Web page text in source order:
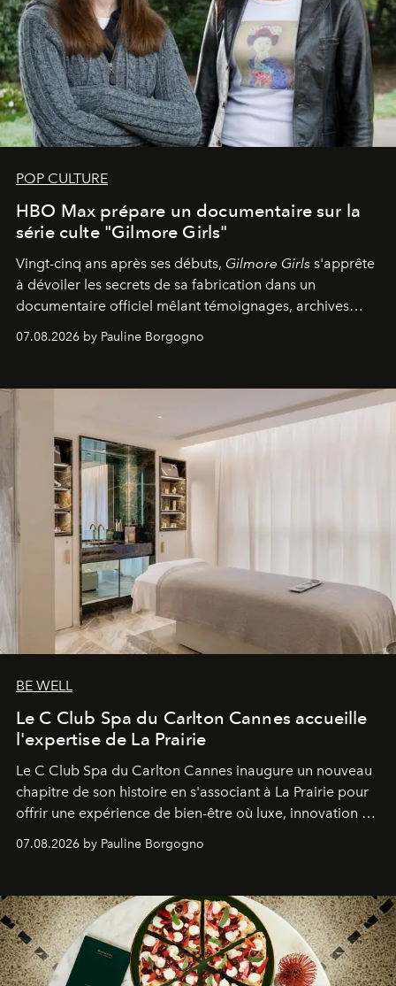
POP CULTURE
HBO Max prépare un documentaire sur la
série culte "Gilmore Girls"
Vingt-cinq ans après ses débuts, Gilmore Girls s'apprête
à dévoiler les secrets de sa fabrication dans un
documentaire officiel mêlant témoignages, archives
inédites et plongée dans les coulisses d'un phénomène
générationnel.
07.08.2026 by Pauline Borgogno
BE WELL
Le C Club Spa du Carlton Cannes accueille
l'expertise de La Prairie
Le C Club Spa du Carlton Cannes inaugure un nouveau
chapitre de son histoire en s'associant à La Prairie pour
offrir une expérience de bien-être où luxe, innovation et
expertise se rencontrent.
07.08.2026 by Pauline Borgogno